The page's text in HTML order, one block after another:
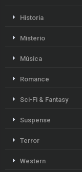
Historia
Misterio
Música
Romance
Sci-Fi & Fantasy
Suspense
Terror
Western